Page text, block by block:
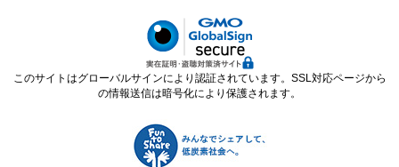
このサイトはグローバルサインにより認証されています。SSL対応ページから
の情報送信は暗号化により保護されます。